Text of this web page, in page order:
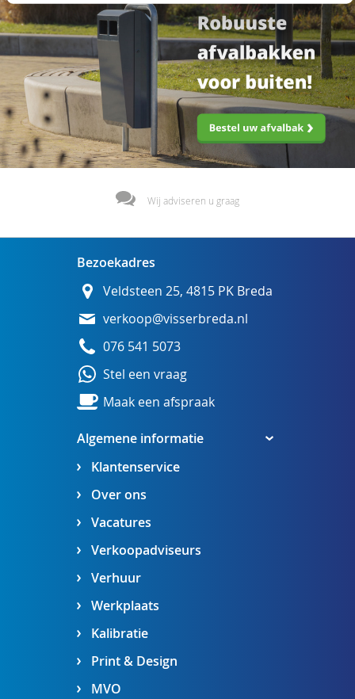
Wij adviseren u graag
Algemene informatie
Klantenservice
Over ons
Vacatures
Verkoopadviseurs
Verhuur
Werkplaats
Kalibratie
Print & Design
MVO
Bezoekadres
Veldsteen 25, 4815 PK Breda
verkoop@visserbreda.nl
076 541 5073
Stel een vraag
Maak een afspraak